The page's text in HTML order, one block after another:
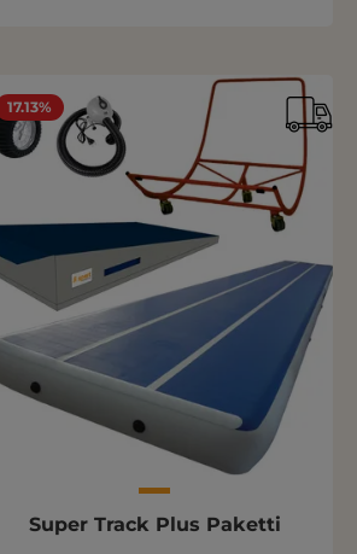
17.13%
Super Track Plus Paketti